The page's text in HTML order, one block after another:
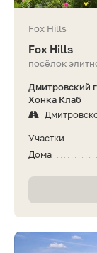
Fox Hills
Fox Hills
посёлок
Дмитровский
Хонка Клаб
Участки
Дома